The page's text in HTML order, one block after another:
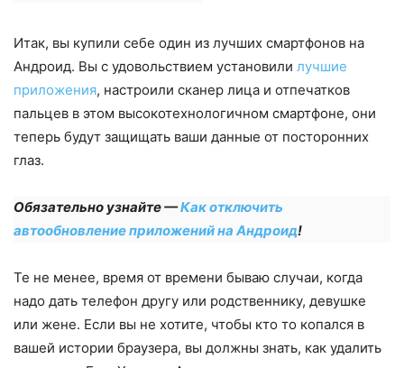
Итак, вы купили себе один из лучших смартфонов на
Андроид. Вы с удовольствием установили лучшие
приложения, настроили сканер лица и отпечатков
пальцев в этом высокотехнологичном смартфоне, они
теперь будут защищать ваши данные от посторонних
глаз.
Обязательно узнайте —Как отключить
автообновление приложений на Андроид!
Те не менее, время от времени бываю случаи, когда
надо дать телефон другу или родственнику, девушке
или жене. Если вы не хотите, чтобы кто то копался в
вашей истории браузера, вы должны знать, как удалить